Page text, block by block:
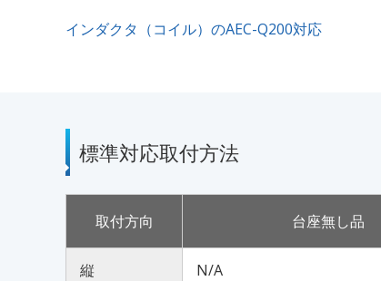
インダクタ（コイル）のAEC-Q200対応
標準対応取付方法
取付方向 台座無し品
縦 N/A